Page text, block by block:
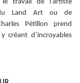
travail de l’artiste
du Land Art ou de
Pétillon prend
créant d’incroyables